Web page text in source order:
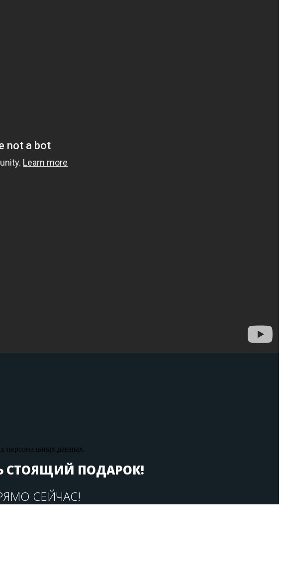
персональных данных.
СТОЯЩИЙ ПОДАРОК!
СЕЙЧАС!